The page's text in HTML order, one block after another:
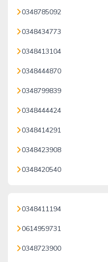
0348785092
0348434773
0348413104
0348444870
0348799839
0348444424
0348414291
0348423908
0348420540
0348411194
0614959731
0348723900